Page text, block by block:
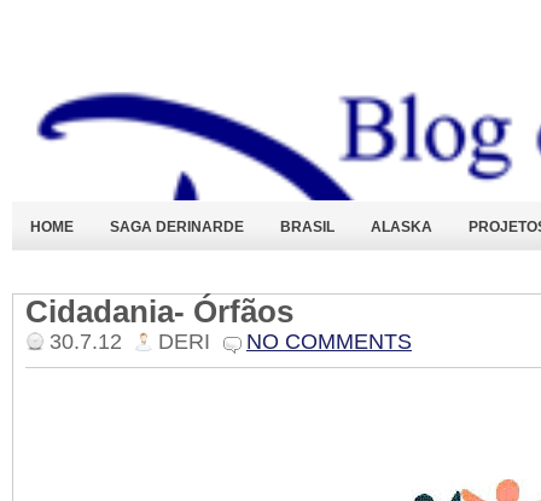
HOME SAGA DERINARDE BRASIL ALASKA
Cidadania- Órfãos
30.7.12 DERI NO COMMENTS